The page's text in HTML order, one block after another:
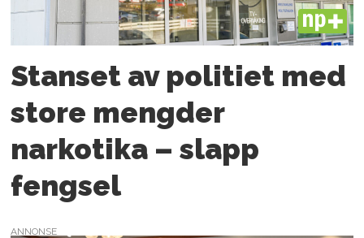
PLUS
Stanset av politiet med
store mengder
narkotika – slapp
fengsel
ANNONSE